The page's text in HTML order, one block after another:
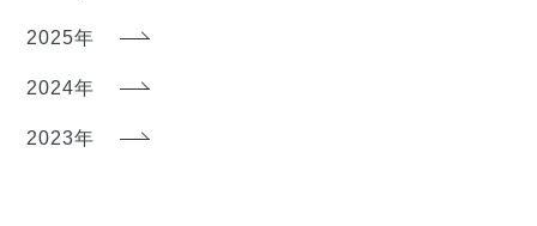
2025年
2024年
2023年